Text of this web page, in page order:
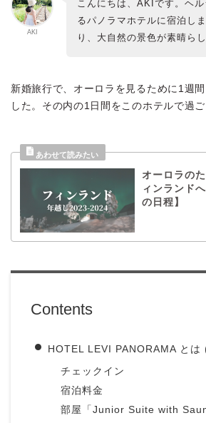
AKI
こんにちは、AKIです。ヘ
るパノラマホテルに宿泊し
り、大自然の景色が素晴ら
新婚旅行で、オーロラを見るために1週
した。その内の1日間をこのホテルで過ご
オーロラの
ィンランド
の日程】
Contents
HOTEL LEVI PANORAMA とは
チェックイン
宿泊料金
部屋「Junior Suite with